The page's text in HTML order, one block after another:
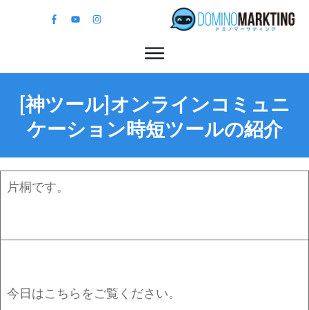
[神ツール]​オンラインコミュニ
ケーション時短ツールの紹介
片桐です。
今日はこちらをご覧ください。